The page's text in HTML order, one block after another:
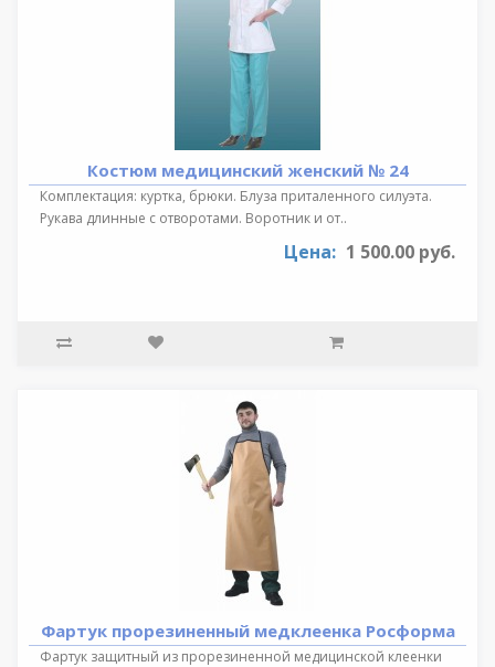
Костюм медицинский женский № 24
Комплектация: куртка, брюки. Блуза приталенного силуэта.
Рукава длинные с отворотами. Воротник и от..
Цена: 1 500.00 руб.
Фартук прорезиненный медклеенка Росформа
Фартук защитный из прорезиненной медицинской клеенки